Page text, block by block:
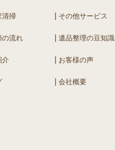
清掃 その他サービス
の流れ 遺品整理の豆知識
介 お客様の声
会社概要